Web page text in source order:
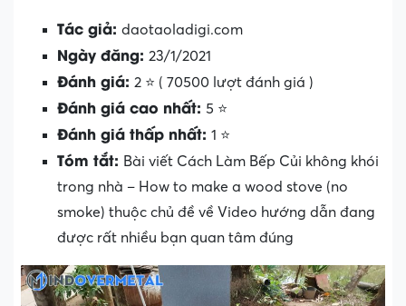
Tác giả: daotaoladigi.com
Ngày đăng: 23/1/2021
Đánh giá: 2 ⭐ ( 70500 lượt đánh giá )
Đánh giá cao nhất: 5 ⭐
Đánh giá thấp nhất: 1 ⭐
Tóm tắt: Bài viết Cách Làm Bếp Củi không khói
trong nhà – How to make a wood stove (no
smoke) thuộc chủ đề về Video hướng dẫn đang
được rất nhiều bạn quan tâm đúng